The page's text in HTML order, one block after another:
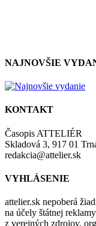
NAJNOVŠIE
KONTAKT
Časopis ATTELIÉR
Skladová 3, 917 01
redakcia@attelier.sk
VYHLÁSENIE
attelier.sk nepoberá
na účely štátnej
z verejných zdrojov,